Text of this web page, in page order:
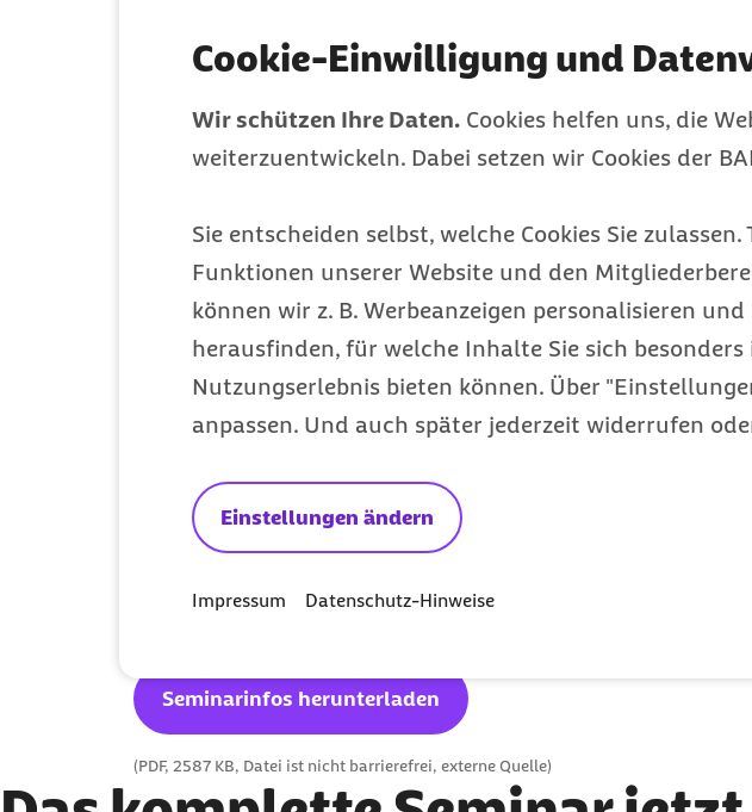
Cookie-Einwilligung und
Wir schützen Ihre Daten. Cookies helfen uns, die
weiterzuentwickeln. Dabei setzen wir Cookies der
Sie entscheiden selbst, welche Cookies Sie
Funktionen unserer Website und den
können wir z. B. Werbeanzeigen personalisieren
herausfinden, für welche Inhalte Sie sich
Nutzungserlebnis bieten können. Über
anpassen. Und auch später jederzeit widerrufen
Einstellungen ändern
Impressum Datenschutz-Hinweise
Jugendforscher und Arbeitgebercoach BGM-
Seminarinfos für Sie
Download
Das Seminar fand 2023 statt. Sie können sich alle Infos
Seminarinfos herunterladen
(PDF, 2587 KB, Datei ist nicht barrierefrei, externe Quelle)